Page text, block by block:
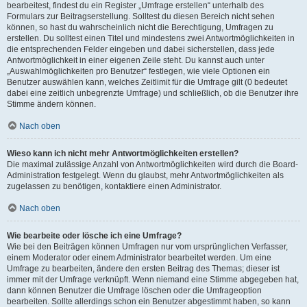
bearbeitest, findest du ein Register „Umfrage erstellen“ unterhalb des
Formulars zur Beitragserstellung. Solltest du diesen Bereich nicht sehen
können, so hast du wahrscheinlich nicht die Berechtigung, Umfragen zu
erstellen. Du solltest einen Titel und mindestens zwei Antwortmöglichkeiten in
die entsprechenden Felder eingeben und dabei sicherstellen, dass jede
Antwortmöglichkeit in einer eigenen Zeile steht. Du kannst auch unter
„Auswahlmöglichkeiten pro Benutzer“ festlegen, wie viele Optionen ein
Benutzer auswählen kann, welches Zeitlimit für die Umfrage gilt (0 bedeutet
dabei eine zeitlich unbegrenzte Umfrage) und schließlich, ob die Benutzer ihre
Stimme ändern können.
Nach oben
Wieso kann ich nicht mehr Antwortmöglichkeiten erstellen?
Die maximal zulässige Anzahl von Antwortmöglichkeiten wird durch die Board-
Administration festgelegt. Wenn du glaubst, mehr Antwortmöglichkeiten als
zugelassen zu benötigen, kontaktiere einen Administrator.
Nach oben
Wie bearbeite oder lösche ich eine Umfrage?
Wie bei den Beiträgen können Umfragen nur vom ursprünglichen Verfasser,
einem Moderator oder einem Administrator bearbeitet werden. Um eine
Umfrage zu bearbeiten, ändere den ersten Beitrag des Themas; dieser ist
immer mit der Umfrage verknüpft. Wenn niemand eine Stimme abgegeben hat,
dann können Benutzer die Umfrage löschen oder die Umfrageoption
bearbeiten. Sollte allerdings schon ein Benutzer abgestimmt haben, so kann